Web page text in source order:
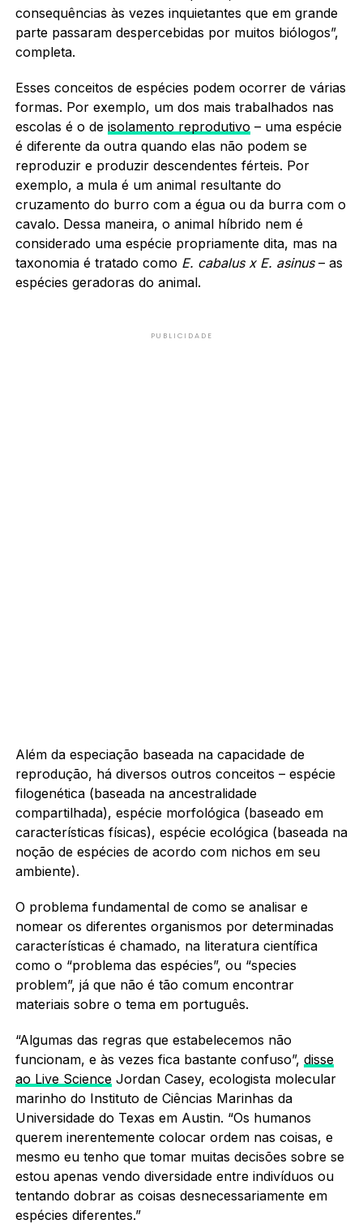
consequências às vezes inquietantes que em grande
parte passaram despercebidas por muitos biólogos”,
completa.
Esses conceitos de espécies podem ocorrer de várias
formas. Por exemplo, um dos mais trabalhados nas
escolas é o de isolamento reprodutivo – uma espécie
é diferente da outra quando elas não podem se
reproduzir e produzir descendentes férteis. Por
exemplo, a mula é um animal resultante do
cruzamento do burro com a égua ou da burra com o
cavalo. Dessa maneira, o animal híbrido nem é
considerado uma espécie propriamente dita, mas na
taxonomia é tratado como E. cabalus x E. asinus– as
espécies geradoras do animal.
PUBLICIDADE
Além da especiação baseada na capacidade de
reprodução, há diversos outros conceitos – espécie
filogenética (baseada na ancestralidade
compartilhada), espécie morfológica (baseado em
características físicas), espécie ecológica (baseada na
noção de espécies de acordo com nichos em seu
ambiente).
O problema fundamental de como se analisar e
nomear os diferentes organismos por determinadas
características é chamado, na literatura científica
como o “problema das espécies”, ou “species
problem”, já que não é tão comum encontrar
materiais sobre o tema em português.
“Algumas das regras que estabelecemos não
funcionam, e às vezes fica bastante confuso”, disse
ao Live ScienceJordan Casey, ecologista molecular
marinho do Instituto de Ciências Marinhas da
Universidade do Texas em Austin. “Os humanos
querem inerentemente colocar ordem nas coisas, e
mesmo eu tenho que tomar muitas decisões sobre se
estou apenas vendo diversidade entre indivíduos ou
tentando dobrar as coisas desnecessariamente em
espécies diferentes.”